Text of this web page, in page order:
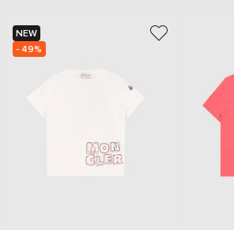
NEW
- 49%